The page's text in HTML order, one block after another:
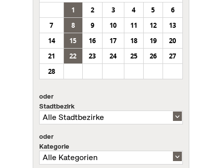
1
2 3 4 5
6
7
8 9 10 11 12
13
14
15 16 17 18 19
20
21
22 23 24 25 26
27
28
oder
Stadtbezirk
oder
Kategorie